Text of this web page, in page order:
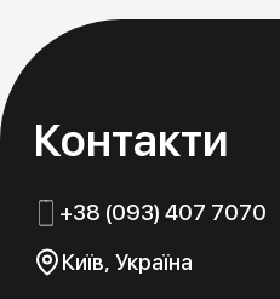
Контакти
+38 (093) 407 7070
Київ, Україна